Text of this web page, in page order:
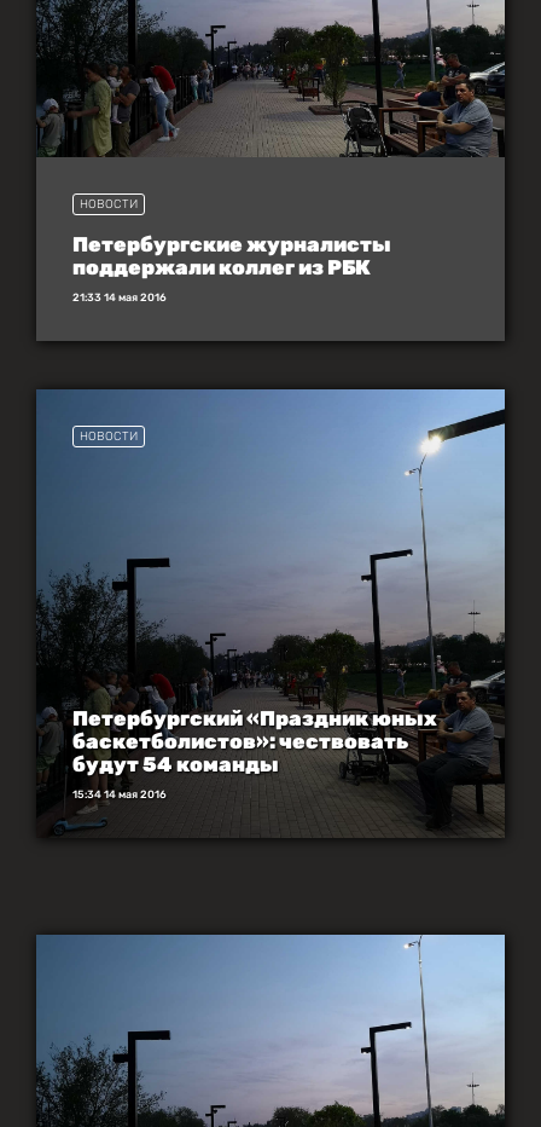
НОВОСТИ
Петербургские журналисты
поддержали коллег из РБК
21:33 14 мая 2016
НОВОСТИ
Петербургский «Праздник юных
баскетболистов»: чествовать
будут 54 команды
15:34 14 мая 2016